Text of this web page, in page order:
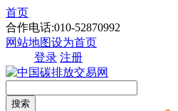
首页
合作电话:010-52870992
网站地图设为首页
登录 注册
搜索